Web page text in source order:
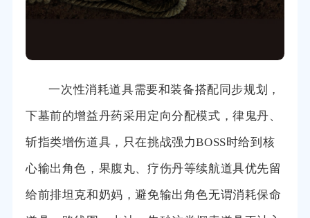
一次性消耗道具需要和装备搭配同步规划，
下墓前的增益丹药采用定向分配模式，律鬼丹、
斩指类增伤道具，只在挑战强力BOSS时给到核
心输出角色，果腹丸、疗伤丹等续航道具优先留
给前排坦克和奶妈，避免输出角色无谓消耗保命